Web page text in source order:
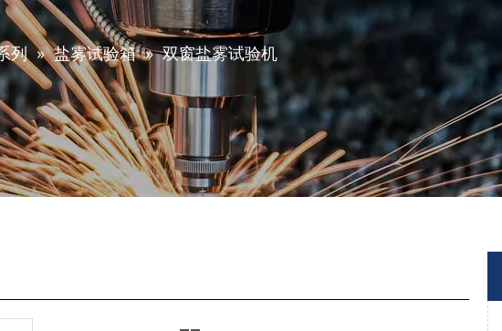
列 » 盐雾试验箱 » 双窗盐雾试验机